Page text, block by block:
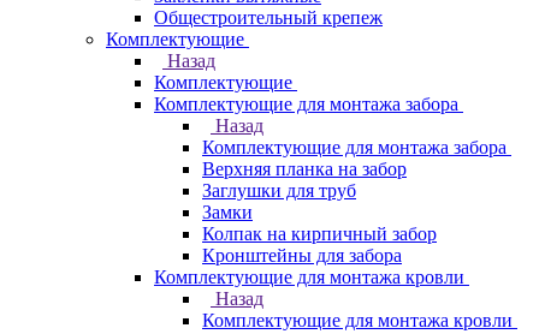
Общестроительный крепеж
Комплектующие
Назад
Комплектующие
Комплектующие для монтажа забора
Назад
Комплектующие для монтажа забора
Верхняя планка на забор
Заглушки для труб
Замки
Колпак на кирпичный забор
Кронштейны для забора
Комплектующие для монтажа кровли
Назад
Комплектующие для монтажа кровли